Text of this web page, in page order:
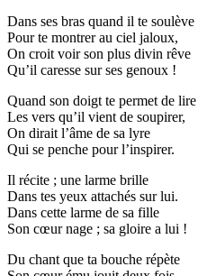
Dans ses bras quand il te soulève
Pour te montrer au ciel jaloux,
On croit voir son plus divin rêve
Qu’il caresse sur ses genoux !
Quand son doigt te permet de lire
Les vers qu’il vient de soupirer,
On dirait l’âme de sa lyre
Qui se penche pour l’inspirer.
Il récite ; une larme brille
Dans tes yeux attachés sur lui.
Dans cette larme de sa fille
Son cœur nage ; sa gloire a lui !
Du chant que ta bouche répète